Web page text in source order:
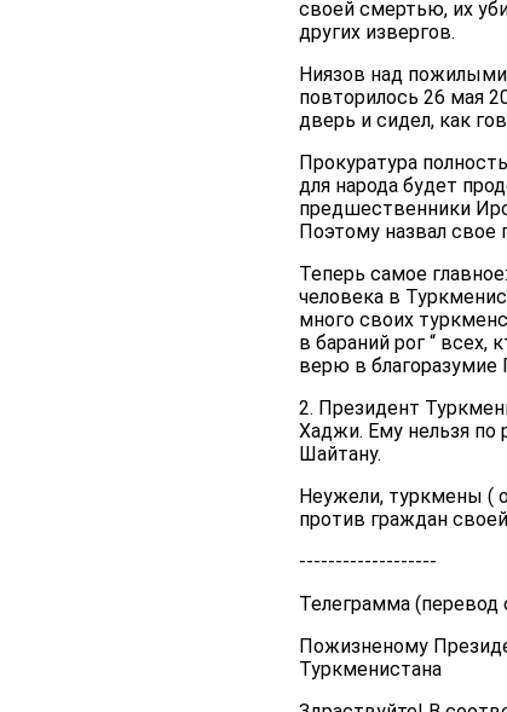
своей смертью, их
других извергов.
Ниязов над пожилыми
повторилось 26 мая
дверь и сидел, как
Прокуратура
для народа будет
предшественники
Поэтому назвал свое
Теперь самое
человека в
много своих
в бараний рог “
верю в благоразумие
2. Президент
Хаджи. Ему нельзя по
Шайтану.
Неужели, туркмены (
против граждан
-------------------
Телеграмма (перевод
Пожизненому
Туркменистана